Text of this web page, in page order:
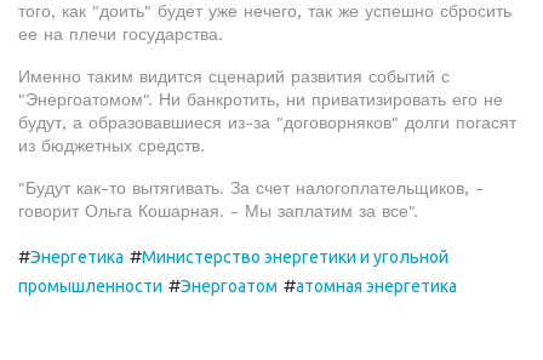
того, как "доить" будет уже нечего, так же успешно сбросить
ее на плечи государства.
Именно таким видится сценарий развития событий с
"Энергоатомом". Ни банкротить, ни приватизировать его не
будут, а образовавшиеся из-за "договорняков" долги погасят
из бюджетных средств.
"Будут как-то вытягивать. За счет налогоплательщиков, -
говорит Ольга Кошарная. - Мы заплатим за все".
#Энергетика #Министерство энергетики и угольной
промышленности #Энергоатом #атомная энергетика